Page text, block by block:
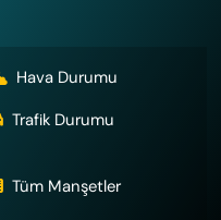
Hava Durumu
Trafik Durumu
Tüm Manşetler